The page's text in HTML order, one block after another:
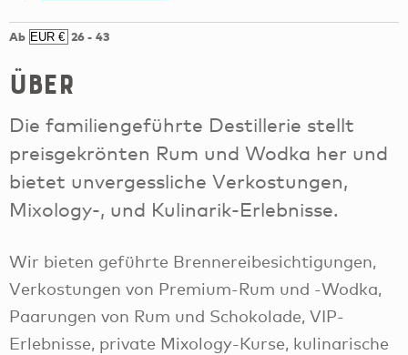
Ab 26- 43
Über
Die familiengeführte Destillerie stellt
preisgekrönten Rum und Wodka her und
bietet unvergessliche Verkostungen,
Mixology-, und Kulinarik-Erlebnisse.
Wir bieten geführte Brennereibesichtigungen,
Verkostungen von Premium-Rum und -Wodka,
Paarungen von Rum und Schokolade, VIP-
Erlebnisse, private Mixology-Kurse, kulinarische